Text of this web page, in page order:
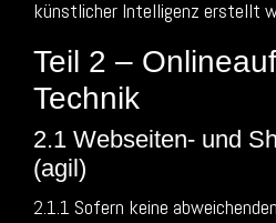
künstlicher Intelligenz erstellt
Teil 2 –
Technik
2.1 Webseiten- und
(agil)
2.1.1 Sofern keine